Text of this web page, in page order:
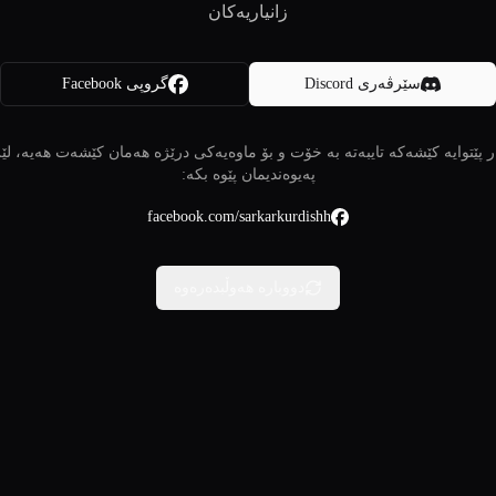
زانیاریەکان
سێرڤەری Discord گروپی Facebook
پێتوایە کێشەکە تایبەتە بە خۆت و بۆ ماوەیەکی درێژە هەمان کێشەت هەیە،
پەیوەندیمان پێوە بکە:
facebook.com/sarkarkurdishh